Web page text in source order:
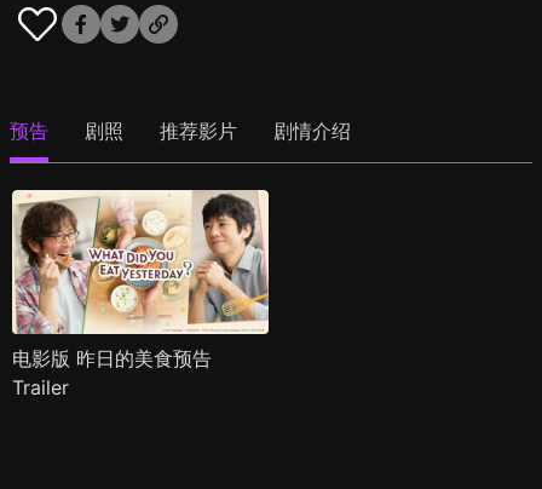
预告 剧照 推荐影片 剧情介绍
电影版 昨日的美食预告
Trailer